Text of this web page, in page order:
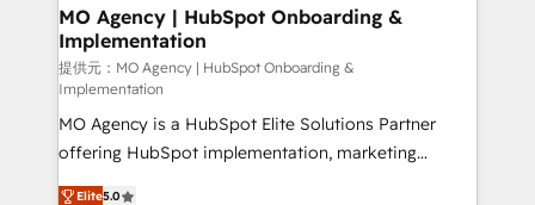
architectures that accelerate revenue operations and
performance. - Multi-object CRM migration, cleanup,
and implementation. - Pre-built and custom
integrations across your full tech stack. - Custom
object setup, CMS builds, and full-funnel automation.
- Dashboards, lifecycle campaigns, and lead
nurturing sequences. - Cross-hub setup across
MO Agency | HubSpot Onboarding &
Implementation
提供元：MO Agency | HubSpot Onboarding &
Implementation
MO Agency is a HubSpot Elite Solutions Partner
offering HubSpot implementation, marketing
automation, CRM and RevOps consulting, B2B SEO,
Elite5.0